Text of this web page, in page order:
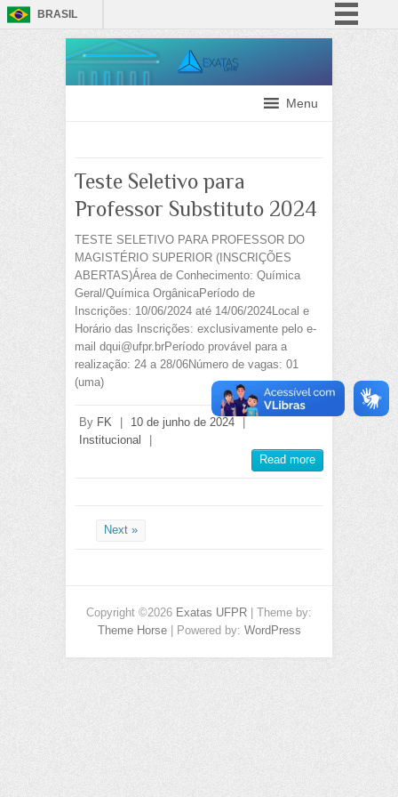
BRASIL
ParticipeMenu
Teste Seletivo para
Professor Substituto 2024
TESTE SELETIVO PARA PROFESSOR DO
MAGISTÉRIO SUPERIOR (INSCRIÇÕES
ABERTAS)Área de Conhecimento: Química
Geral/Química OrgânicaPeríodo de
Inscrições: 10/06/2024 até 14/06/2024Local e
Horário das Inscrições: exclusivamente pelo e-
mail dqui@ufpr.brPeríodo provável para a
realização: 24 a 28/06Número de vagas: 01
(uma)
By FK | 10 de junho de 2024
|
Institucional
|
Read more
Next »
Copyright ©2026 Exatas UFPR | Theme by:
Theme Horse| Powered by: WordPress